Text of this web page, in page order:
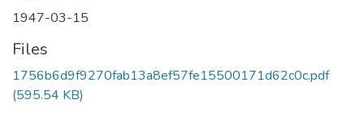
1947-03-15
Files
1756b6d9f9270fab13a8ef57fe15500171d62c0c.pdf
(595.54 KB)